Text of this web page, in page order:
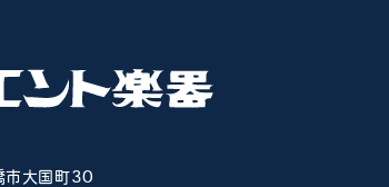
市大国町30